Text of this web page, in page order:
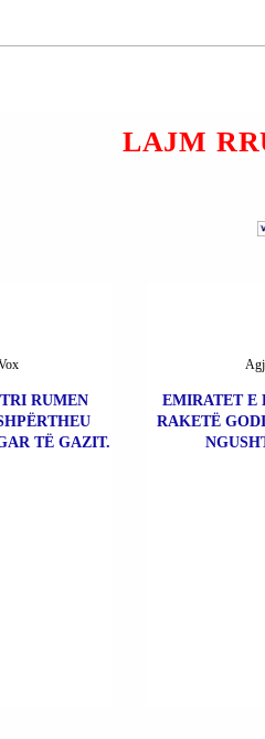
LAJM
RUMEN
TË GAZIT.
EMIRATET E
RAKETË